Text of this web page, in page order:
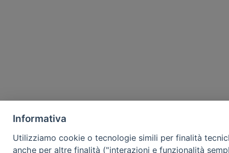
Informativa
Utilizziamo cookie o tecnologie simili per finalità
anche per altre finalità ("interazioni e funzionalità